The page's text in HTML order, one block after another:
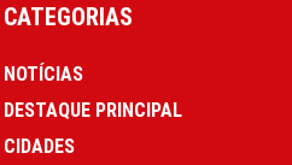
CATEGORIAS
NOTÍCIAS
DESTAQUE PRINCIPAL
CIDADES